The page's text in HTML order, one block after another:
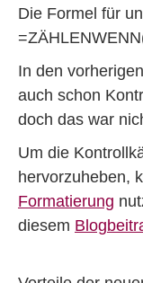
Die Formel für
In den
auch schon
doch das war
Um die
hervorzuheben,
Formatierung
diesem